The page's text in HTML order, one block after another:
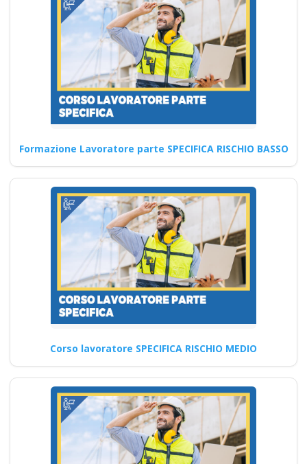
Edili 6 ore La
formazione dei
neoassunti sulla
sicurezza: cosa non
può mancare
Corsi di sicurezza sul lavoro:
iniziativa autonoma per un
Continua
Procedure di
Sicurezza e Controllo
dei Rischi corso
formatore rspp
datore lavoratori
rischio basso medio
alto
Corsi di coaching e mentoring
per la sicurezza sul lavoro:
opportunità formative…
Continua
Formazione Lavoratore parte SPECIFICA RISCHIO BASSO
Corso lavoratore SPECIFICA RISCHIO MEDIO